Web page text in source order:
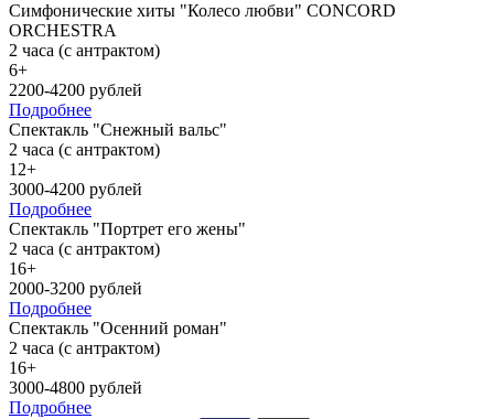
Симфонические хиты "Колесо любви" CONCORD
ORCHESTRA
2 часа (с антрактом)
6+
2200-4200 рублей
Подробнее
Спектакль "Снежный вальс"
2 часа (с антрактом)
12+
3000-4200 рублей
Подробнее
Спектакль "Портрет его жены"
2 часа (с антрактом)
16+
2000-3200 рублей
Подробнее
Спектакль "Осенний роман"
2 часа (с антрактом)
16+
3000-4800 рублей
Подробнее